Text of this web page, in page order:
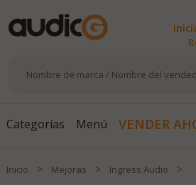
Categorías Menú VENDER
Inicio > Mejoras > Ingress Audio >